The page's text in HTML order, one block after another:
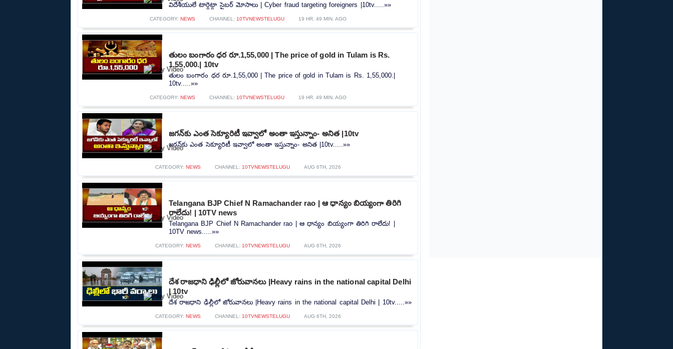
విదేశీయులే టార్గెట్గా సైబర్ మోసాలు | Cyber ​​fraud targeting foreigners |10tv.....»»
CATEGORY: NEWS CHANNEL: 10TVNEWSTELUGU 19 HR. 49 MIN. AGO
తులం బంగారం ధర రూ.1,55,000 | The price of gold in Tulam is Rs.
1,55,000.| 10tv
తులం బంగారం ధర రూ.1,55,000 | The price of gold in Tulam is Rs. 1,55,000.|
10tv.....»»
CATEGORY: NEWS CHANNEL: 10TVNEWSTELUGU 19 HR. 49 MIN. AGO
జగన్‌కు ఎంత సెక్యూరిటీ ఇవ్వాలో అంతా ఇస్తున్నాం- అనిత |10tv
జగన్‌కు ఎంత సెక్యూరిటీ ఇవ్వాలో అంతా ఇస్తున్నాం- అనిత |10tv.....»»
CATEGORY: NEWS CHANNEL: 10TVNEWSTELUGU AUG 6TH, 2026
Telangana BJP Chief N Ramachander rao | ఆ ధాన్యం బియ్యంగా తిరిగి
రాలేదు! | 10TV news
Telangana BJP Chief N Ramachander rao | ఆ ధాన్యం బియ్యంగా తిరిగి రాలేదు! |
10TV news.....»»
CATEGORY: NEWS CHANNEL: 10TVNEWSTELUGU AUG 6TH, 2026
దేశ రాజధాని ఢిల్లీలో జోరువానలు |Heavy rains in the national capital Delhi
| 10tv
దేశ రాజధాని ఢిల్లీలో జోరువానలు |Heavy rains in the national capital Delhi | 10tv.....»»
CATEGORY: NEWS CHANNEL: 10TVNEWSTELUGU AUG 6TH, 2026